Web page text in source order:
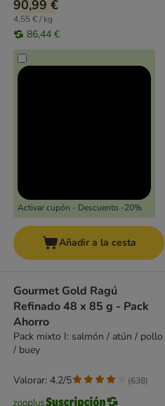
90,99 €
4,55 € / kg
86,44 €
Activar cupón - Descuento -20%
Añadir a la cesta
Gourmet Gold Ragú
Refinado 48 x 85 g - Pack
Ahorro
Pack mixto I: salmón / atún / pollo
/ buey
Valorar: 4.2/5 (638)